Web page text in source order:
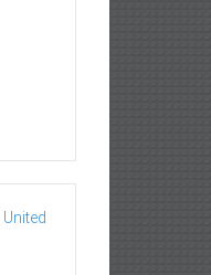
United